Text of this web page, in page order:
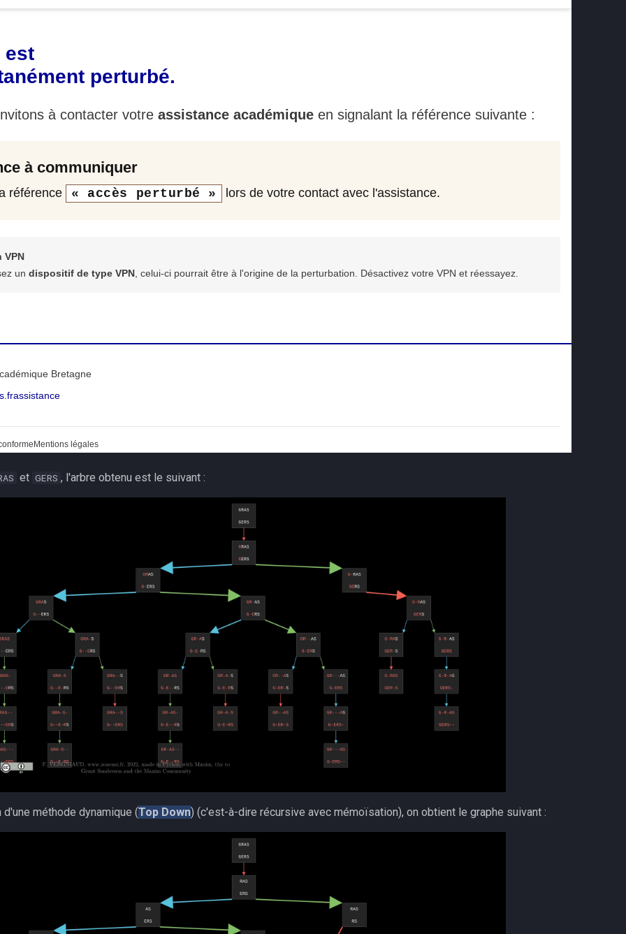
et GERS , l'arbre obtenu est le suivant :
méthode dynamique (Top Down) (c'est-à-dire récursive avec mémoïsation), on obtient le graphe suivant :